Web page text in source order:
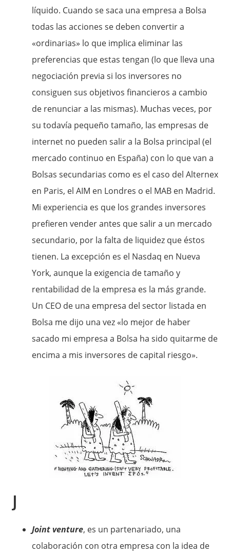
líquido. Cuando se saca una empresa a Bolsa
todas las acciones se deben convertir a
«ordinarias» lo que implica eliminar las
preferencias que estas tengan (lo que lleva una
negociación previa si los inversores no
consiguen sus objetivos financieros a cambio
de renunciar a las mismas). Muchas veces, por
su todavía pequeño tamaño, las empresas de
internet no pueden salir a la Bolsa principal (el
mercado continuo en España) con lo que van a
Bolsas secundarias como es el caso del Alternex
en Paris, el AIM en Londres o el MAB en Madrid.
Mi experiencia es que los grandes inversores
prefieren vender antes que salir a un mercado
secundario, por la falta de liquidez que éstos
tienen. La excepción es el Nasdaq en Nueva
York, aunque la exigencia de tamaño y
rentabilidad de la empresa es la más grande.
Un CEO de una empresa del sector listada en
Bolsa me dijo una vez «lo mejor de haber
sacado mi empresa a Bolsa ha sido quitarme de
encima a mis inversores de capital riesgo».
J
Joint venture, es un partenariado, una
colaboración con otra empresa con la idea de